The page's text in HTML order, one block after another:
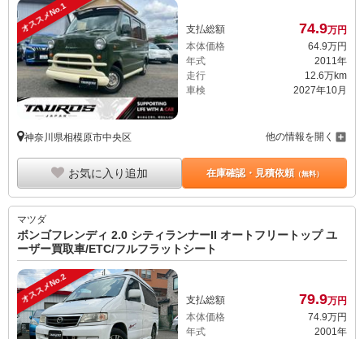
オススメNo.1 支払総額 74.9万円
本体価格
64.9万円
年式
2011年
走行
12.6万km
車検
2027年10月
神奈川県相模原市中央区 他の情報を開く
お気に入り追加 在庫確認・見積依頼（無料）
マツダ
ボンゴフレンディ 2.0 シティランナーII オートフリートップ ユ
ーザー買取車/ETC/フルフラットシート
オススメNo.2 支払総額 79.9万円
本体価格
74. 9万円
年式
2001年